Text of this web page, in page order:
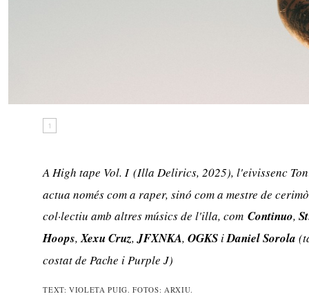
1
AHigh tape Vol. I(Illa Delirics, 2025), l'eivissenc
actua només com a raper, sinó com a mestre de
col·lectiu amb altres músics de l'illa, comContinuo,
Hoops,Xexu Cruz,JFXNKA,OGKSiDaniel Sorola
costat de Pache i Purple J)
TEXT: VIOLETA PUIG. FOTOS: ARXIU.